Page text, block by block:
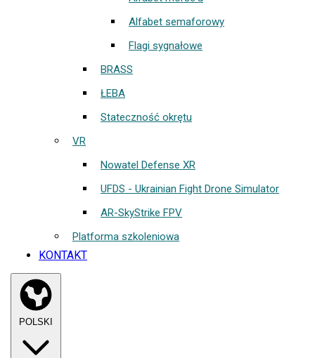
Alfabet semaforowy
Flagi sygnałowe
BRASS
ŁEBA
Stateczność okrętu
VR
Nowatel Defense XR
UFDS - Ukrainian Fight Drone Simulator
AR-SkyStrike FPV
Platforma szkoleniowa
KONTAKT